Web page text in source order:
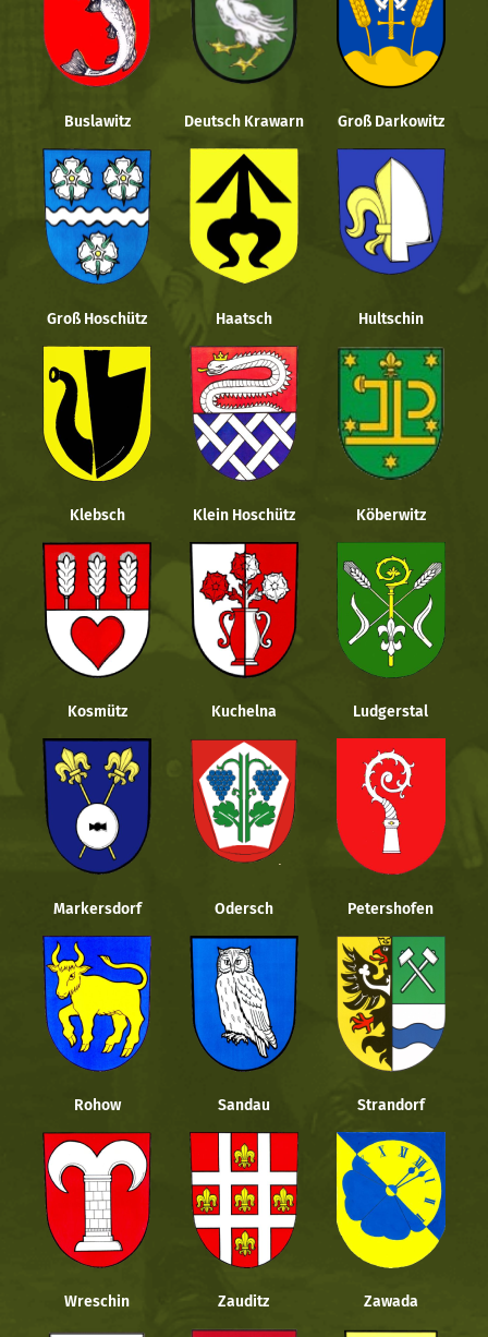
Buslawitz Deutsch Krawarn Groß Darkowitz
Groß Hoschütz Haatsch Hultschin
Klebsch Klein Hoschütz Köberwitz
Kosmütz Kuchelna Ludgerstal
Markersdorf Odersch Petershofen
Rohow Sandau Strandorf
Wreschin Zauditz Zawada